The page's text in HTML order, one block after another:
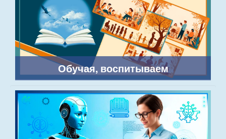
Обучая, воспитываем